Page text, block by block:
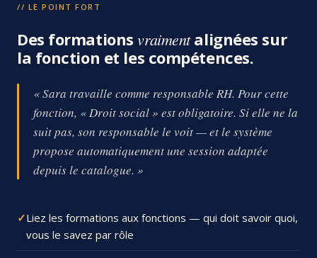
// LE POINT FORT
Des formationsvraimentalignées sur
la fonction et les compétences.
« Sara travaille comme responsable RH. Pour cette
fonction, « Droit social » est obligatoire. Si elle ne la
suit pas, son responsable le voit — et le système
propose automatiquement une session adaptée
depuis le catalogue. »
Liez les formations aux fonctions — qui doit savoir quoi,
vous le savez par rôle